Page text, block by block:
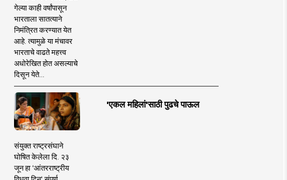
गेल्या काही वर्षांपासून
भारताला सातत्याने
निमंत्रित करण्यात येत
आहे. त्यामुळे या मंचावर
भारताचे वाढते महत्त्व
अधोरेखित होत असल्याचे
दिसून येते...
'एकल महिलां'साठी पुढचे पाऊल
संयुक्त राष्ट्रसंघाने
घोषित केलेला दि. २३
जून हा 'आंतरराष्ट्रीय